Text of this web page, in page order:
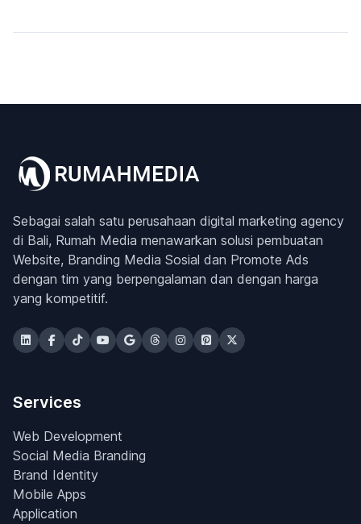
Sebagai salah satu perusahaan digital marketing agency
di Bali, Rumah Media menawarkan solusi pembuatan
Website, Branding Media Sosial dan Promote Ads
dengan tim yang berpengalaman dan dengan harga
yang kompetitif.
Services
Web Development
Social Media Branding
Brand Identity
Mobile Apps
Application